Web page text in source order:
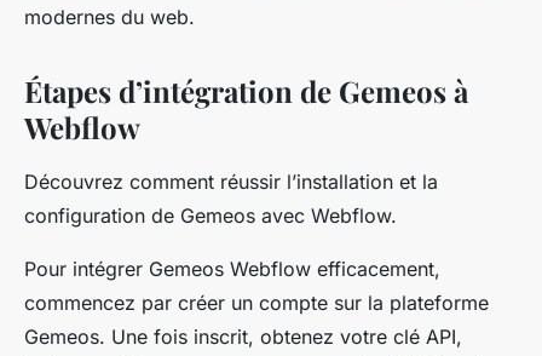
modernes du web.
Étapes d’intégration de Gemeos à
Webflow
Découvrez comment réussir l’installation et la
configuration de Gemeos avec Webflow.
Pour intégrer Gemeos Webflow efficacement,
commencez par créer un compte sur la plateforme
Gemeos. Une fois inscrit, obtenez votre clé API,